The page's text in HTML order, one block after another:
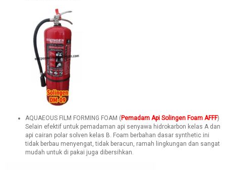
AQUAEOUS FILM FORMING FOAM ( Pemadam Api Solingen Foam AFFF)
Selain efektif untuk pemadaman api senyawa hidrokarbon kelas A dan
api cairan polar solven kelas B. Foam berbahan dasar synthetic ini
tidak berbau menyengat, tidak beracun, ramah lingkungan dan sangat
mudah untuk di pakai juga dibersihkan.